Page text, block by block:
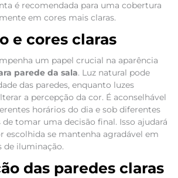
é recomendada para uma cobertura
em cores mais claras.
e cores claras
um papel crucial na aparência
parede da sala. Luz natural pode
das paredes, enquanto luzes
a percepção da cor. É aconselhável
horários do dia e sob diferentes
tomar uma decisão final. Isso ajudará
escolhida se mantenha agradável em
de iluminação.
das paredes claras